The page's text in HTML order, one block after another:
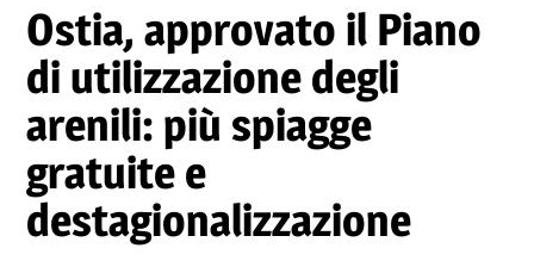
Ostia, approvato il Piano
di utilizzazione degli
arenili: più spiagge
gratuite e
destagionalizzazione